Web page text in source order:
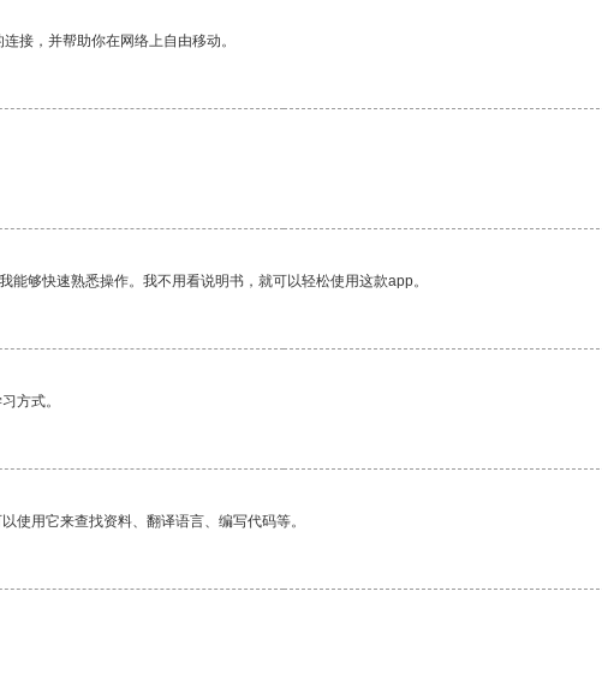
接，并帮助你在网络上自由移动。
够快速熟悉操作。我不用看说明书，就可以轻松使用这款app。
方式。
使用它来查找资料、翻译语言、编写代码等。